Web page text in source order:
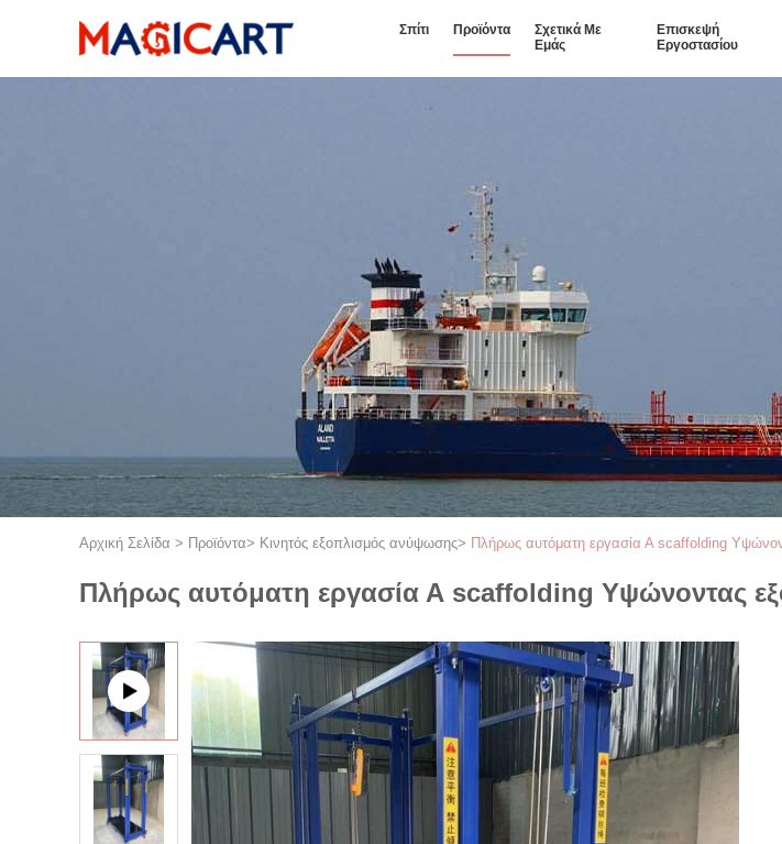
Σπίτι Προϊόντα
Σχετικά Με
Εμάς
Επισκεψή
Εργοστασίου
Αρχική Σελίδα > Προϊόντα> Κινητός εξοπλισμός ανύψωσης> Πλήρως αυτόματη εργασία Α scaffolding
Πλήρως αυτόματη εργασία Α scaffolding Υψώνοντας